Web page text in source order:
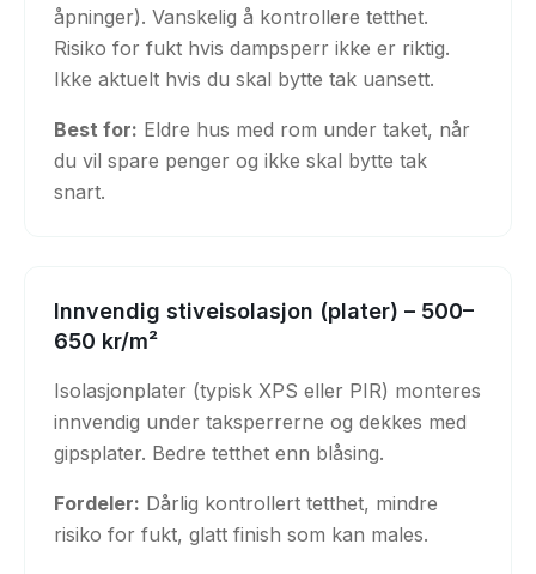
åpninger). Vanskelig å kontrollere tetthet.
Risiko for fukt hvis dampsperr ikke er riktig.
Ikke aktuelt hvis du skal bytte tak uansett.
Best for: Eldre hus med rom under taket, når
du vil spare penger og ikke skal bytte tak
snart.
Innvendig stiveisolasjon (plater) – 500–
650 kr/m²
Isolasjonplater (typisk XPS eller PIR) monteres
innvendig under taksperrerne og dekkes med
gipsplater. Bedre tetthet enn blåsing.
Fordeler: Dårlig kontrollert tetthet, mindre
risiko for fukt, glatt finish som kan males.